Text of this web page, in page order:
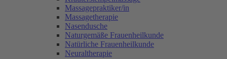
Massagepraktiker/in
Massagetherapie
Nasendusche
Naturgemäße Frauenheilkunde
Natürliche Frauenheilkunde
Neuraltherapie